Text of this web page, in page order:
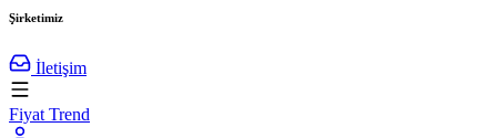
Şirketimiz
İletişim
Fiyat Trend